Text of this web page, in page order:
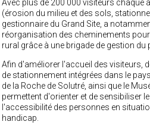
Avec plus de 200 000 visiteurs chaque
(érosion du milieu et des sols,
gestionnaire du Grand Site, a
réorganisation des cheminements
rural grâce à une brigade de gestion
Afin d'améliorer l'accueil des visiteurs,
de stationnement intégrées dans le
de la Roche de Solutré, ainsi que le
permettent d'orienter et de sensibiliser
l'accessibilité des personnes en
handicap.